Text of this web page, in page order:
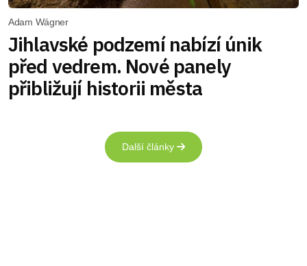
Adam Wágner
Jihlavské podzemí nabízí únik
před vedrem. Nové panely
přibližují historii města
Další články